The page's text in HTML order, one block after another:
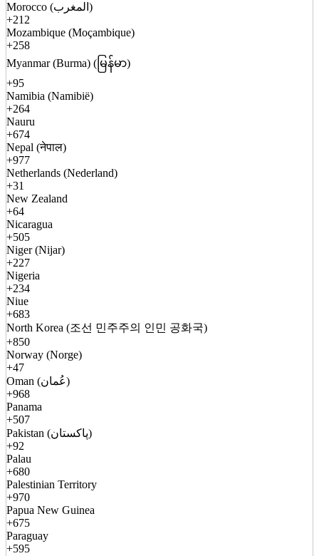
Morocco (المغرب)
+212
Mozambique (Moçambique)
+258
Myanmar (Burma) (မြန်မာ)
+95
Namibia (Namibië)
+264
Nauru
+674
Nepal (नेपाल)
+977
Netherlands (Nederland)
+31
New Zealand
+64
Nicaragua
+505
Niger (Nijar)
+227
Nigeria
+234
Niue
+683
North Korea (조선 민주주의 인민 공화국)
+850
Norway (Norge)
+47
Oman (عُمان)
+968
Panama
+507
Pakistan (پاکستان)
+92
Palau
+680
Palestinian Territory
+970
Papua New Guinea
+675
Paraguay
+595